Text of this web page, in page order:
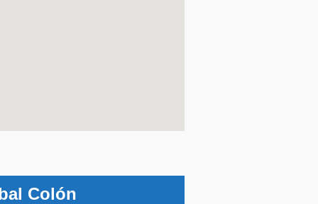
Colón